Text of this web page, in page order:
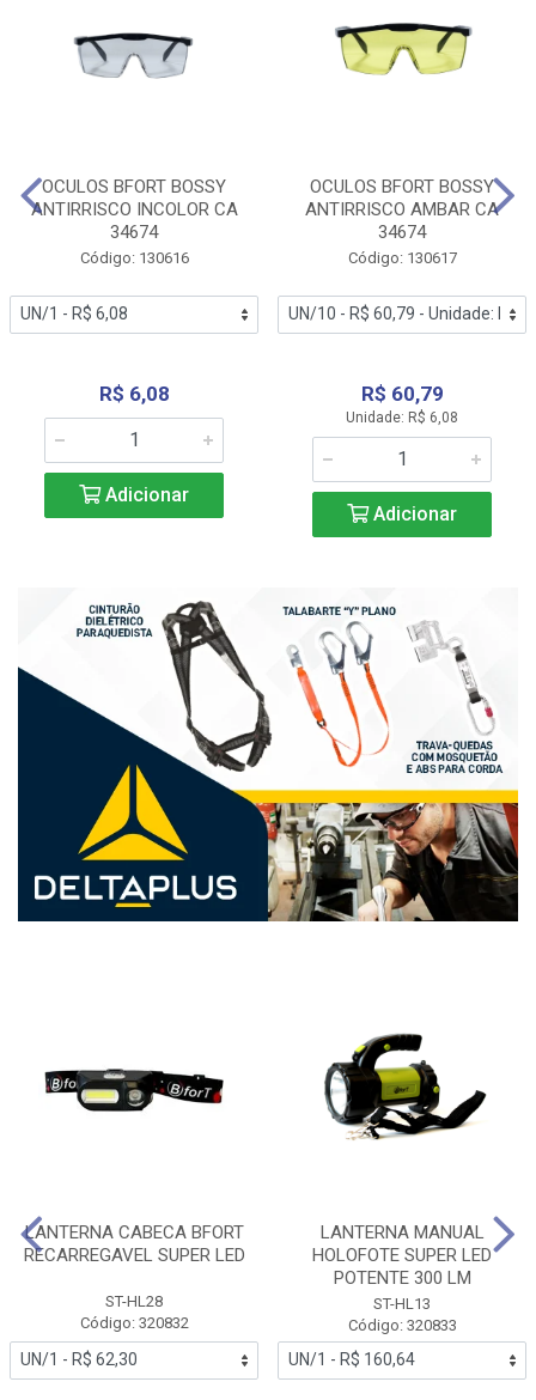
OCULOS BFORT BOSSY
ANTIRRISCO INCOLOR CA
34674
Código: 130616
R$ 6,08
Adicionar
OCULOS BFORT BOSSY
ANTIRRISCO AMBAR CA
34674
Código: 130617
R$ 60,79
Unidade: R$ 6,08
Adicionar
LANTERNA CABECA BFORT
RECARREGAVEL SUPER LED
ST-HL28
Código: 320832
LANTERNA MANUAL
HOLOFOTE SUPER LED
POTENTE 300 LM
ST-HL13
Código: 320833